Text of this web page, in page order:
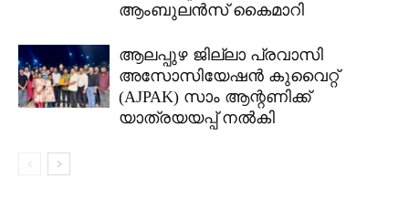
ആംബുലൻസ് കൈമാറി
ആലപ്പുഴ ജില്ലാ പ്രവാസി
അസോസിയേഷൻ കുവൈറ്റ്
(AJPAK) സാം ആന്റണിക്ക്
യാത്രയയപ്പ് നൽകി